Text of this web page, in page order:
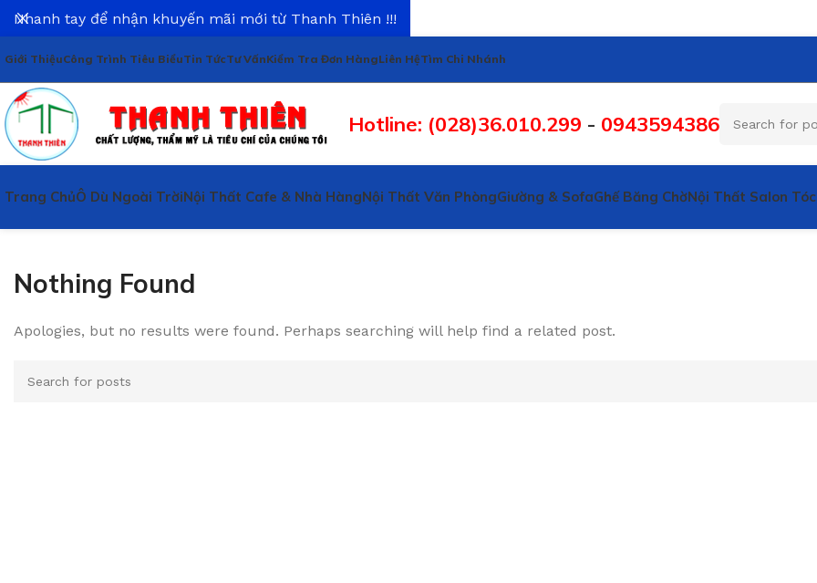
Giới ThiệuCông Trình Tiêu BiểuTin TứcTư VấnKiểm Tra Đơn HàngLiên HệTìm Chi Nhánh
Hotline: (028)36.010.299 - 0943594386
Trang ChủÔ Dù Ngoài TrờiNội Thất Cafe & Nhà HàngNội Thất Văn PhòngGiường & SofaGhế Băng ChờNội Thất Salon Tóc
Nothing Found
Apologies, but no results were found. Perhaps searching will help find a related post.
Nhanh tay để nhận khuyến mãi mới từ Thanh Thiên !!!